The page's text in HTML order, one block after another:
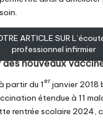
ARTICLE SUR
professionnel infirmier
des nouveaux
partir du 1 er janvier 2018
étendue à 11
rentrée scolaire 2024,